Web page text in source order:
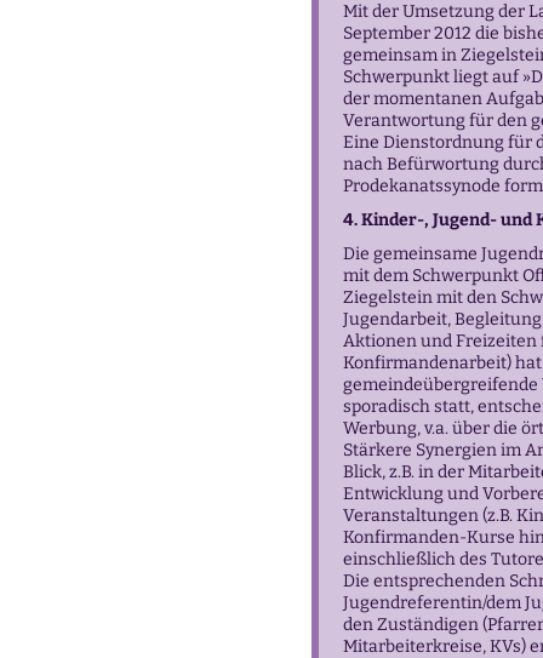
Mit der Umsetzung der
September 2012 die
gemeinsam in
Schwerpunkt liegt auf
der momentanen
Verantwortung für den
Eine Dienstordnung für
nach Befürwortung
Prodekanatssynode
4. Kinder-, Jugend-
Die gemeinsame
mit dem Schwerpunkt
Ziegelstein mit den
Jugendarbeit,
Aktionen und
Konfirmandenarbeit)
sporadisch statt,
Werbung, v.a. über die
Stärkere Synergien im
Blick, z.B. in der
Entwicklung und
Veranstaltungen (z.B.
Konfirmanden-Kurse
einschließlich des
Die entsprechenden
Jugendreferentin/dem
den Zuständigen
Mitarbeiterkreise, KVs)